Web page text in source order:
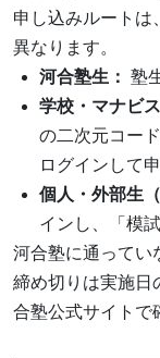
申し込みルートは
異なります。
河合塾生： 塾
学校・マナビ
の二次元コー
ログインして
個人・外部生
インし、「模
河合塾に通ってい
締め切りは実施日
合塾公式サイトで